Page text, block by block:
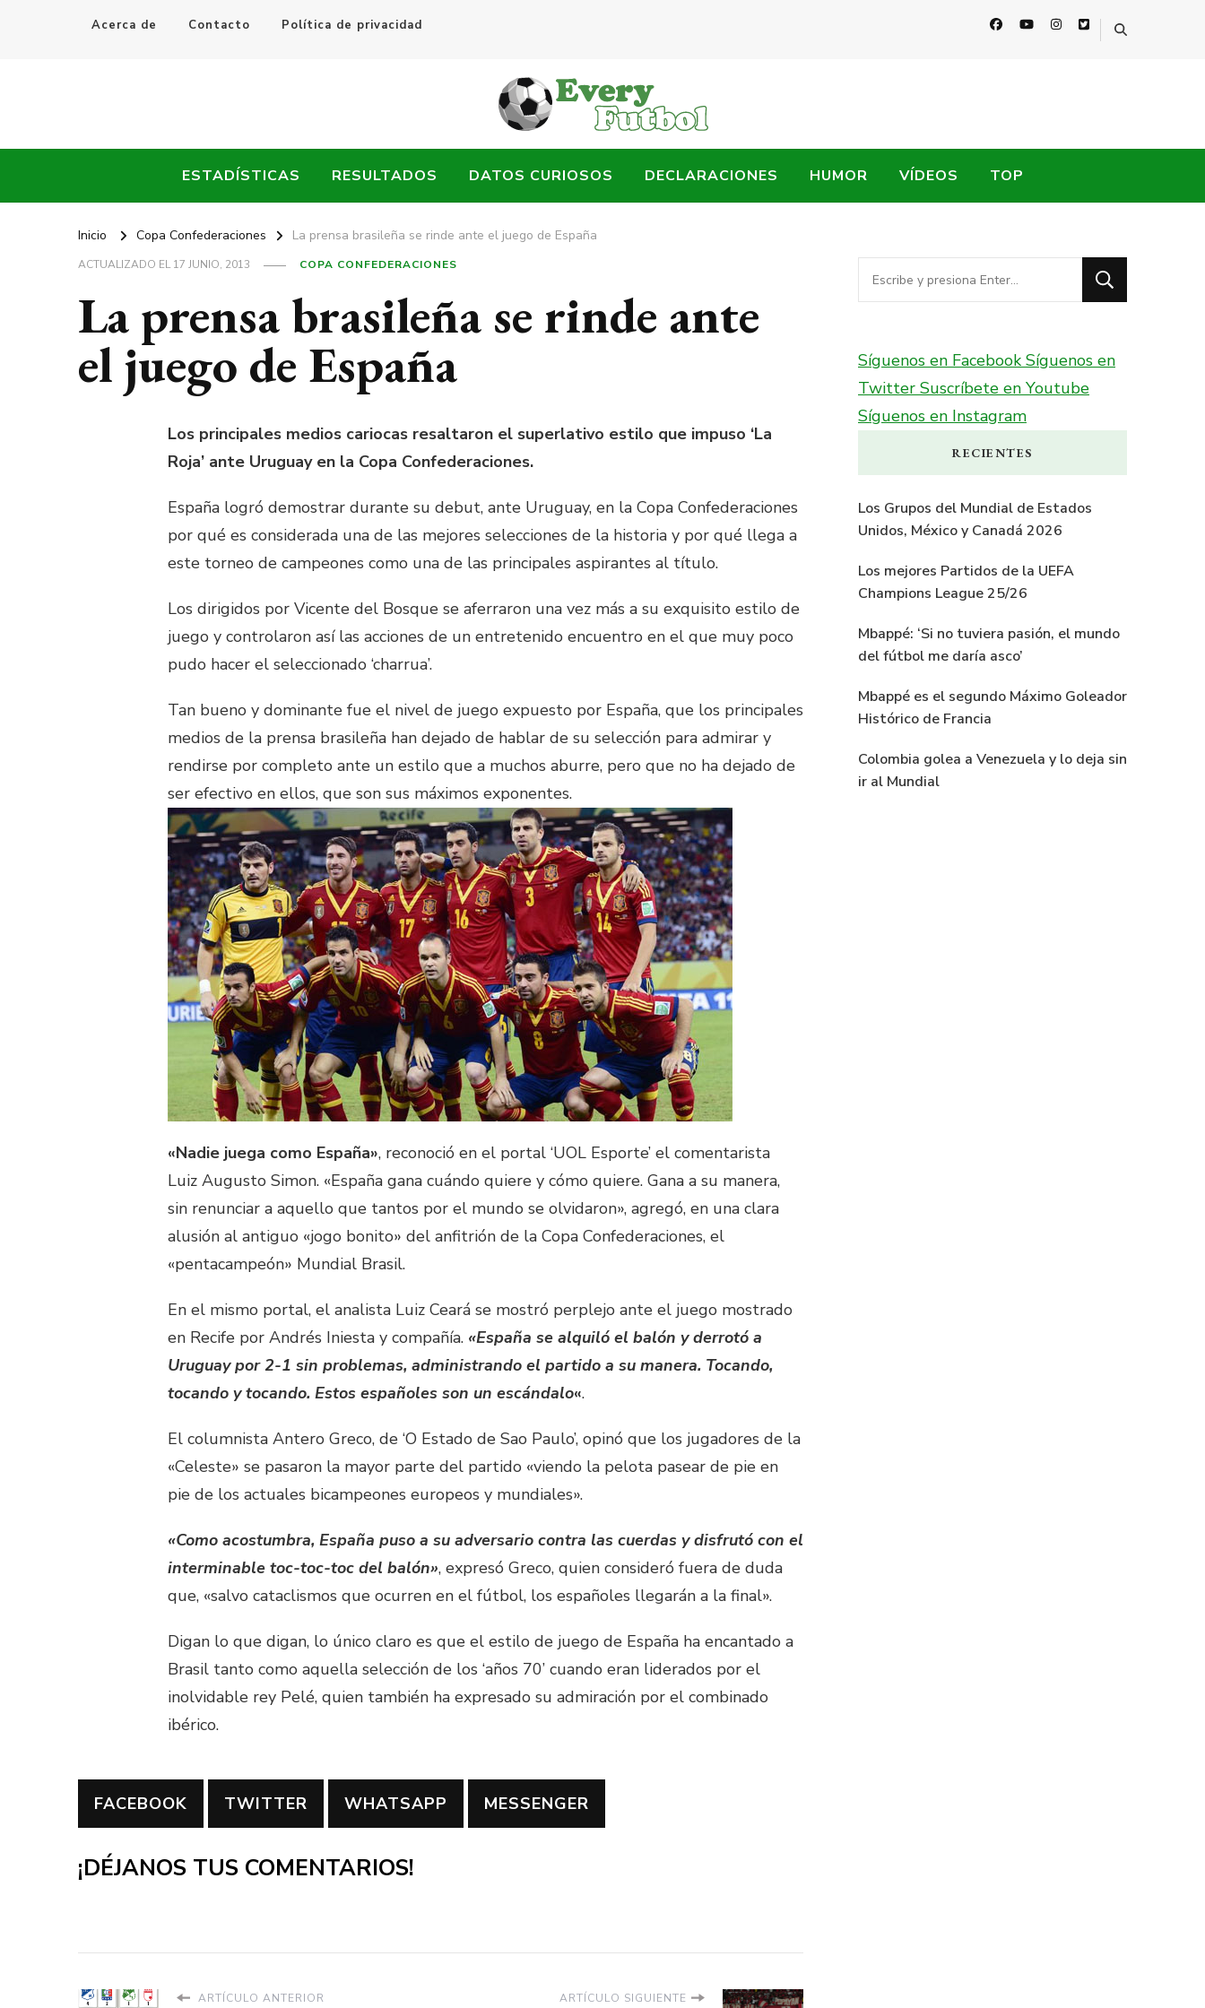
Acerca de Contacto Política de privacidad
Every Fútbol
ESTADÍSTICAS RESULTADOS DATOS CURIOSOS DECLARACIONES HUMOR VÍDEOS TOP
Inicio Copa Confederaciones La prensa brasileña se rinde ante el juego de España
ACTUALIZADO EL17 JUNIO, 2013 COPA CONFEDERACIONES
La prensa brasileña se rinde ante
el juego de España
Los principales medios cariocas resaltaron el superlativo estilo que impuso ‘La
Roja’ ante Uruguay en la Copa Confederaciones.
España logró demostrar durante su debut, ante Uruguay, en la Copa Confederaciones
por qué es considerada una de las mejores selecciones de la historia y por qué llega a
este torneo de campeones como una de las principales aspirantes al título.
Los dirigidos por Vicente del Bosque se aferraron una vez más a su exquisito estilo de
juego y controlaron así las acciones de un entretenido encuentro en el que muy poco
pudo hacer el seleccionado ‘charrua’.
Tan bueno y dominante fue el nivel de juego expuesto por España, que los principales
medios de la prensa brasileña han dejado de hablar de su selección para admirar y
rendirse por completo ante un estilo que a muchos aburre, pero que no ha dejado de
ser efectivo en ellos, que son sus máximos exponentes.
«Nadie juega como España», reconoció en el portal ‘UOL Esporte’ el comentarista
Luiz Augusto Simon. «España gana cuándo quiere y cómo quiere. Gana a su manera,
sin renunciar a aquello que tantos por el mundo se olvidaron», agregó, en una clara
alusión al antiguo «jogo bonito» del anfitrión de la Copa Confederaciones, el
«pentacampeón» Mundial Brasil.
En el mismo portal, el analista Luiz Ceará se mostró perplejo ante el juego mostrado
en Recife por Andrés Iniesta y compañía. «España se alquiló el balón y derrotó a
Uruguay por 2-1 sin problemas, administrando el partido a su manera. Tocando,
tocando y tocando. Estos españoles son un escándalo«.
El columnista Antero Greco, de ‘O Estado de Sao Paulo’, opinó que los jugadores de la
«Celeste» se pasaron la mayor parte del partido «viendo la pelota pasear de pie en
pie de los actuales bicampeones europeos y mundiales».
«Como acostumbra, España puso a su adversario contra las cuerdas y disfrutó con el
interminable toc-toc-toc del balón», expresó Greco, quien consideró fuera de duda
que, «salvo cataclismos que ocurren en el fútbol, los españoles llegarán a la final».
Digan lo que digan, lo único claro es que el estilo de juego de España ha encantado a
Brasil tanto como aquella selección de los ‘años 70’ cuando eran liderados por el
inolvidable rey Pelé, quien también ha expresado su admiración por el combinado
ibérico.
FACEBOOK TWITTER WHATSAPP MESSENGER
¡DÉJANOS TUS COMENTARIOS!
ARTÍCULO ANTERIOR ARTÍCULO SIGUIENTE
¿Buscas
algo?
Síguenos en FacebookSíguenos en
Twitter Suscríbete en Youtube
Síguenos en Instagram
RECIENTES
Los Grupos del Mundial de Estados
Unidos, México y Canadá 2026
Los mejores Partidos de la UEFA
Champions League 25/26
Mbappé: ‘Si no tuviera pasión, el mundo
del fútbol me daría asco’
Mbappé es el segundo Máximo Goleador
Histórico de Francia
Colombia golea a Venezuela y lo deja sin
ir al Mundial